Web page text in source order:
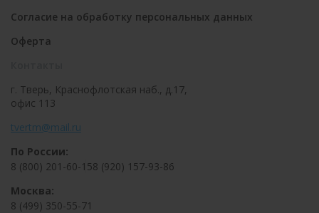
Согласие на обработку персональных данных
Оферта
г. Тверь, Краснофлотская наб., д.17,
офис 113
tvertm@mail.ru
По России:
8 (800) 201-60-158 (920) 157-93-86
Москва:
8 (499) 350-55-71